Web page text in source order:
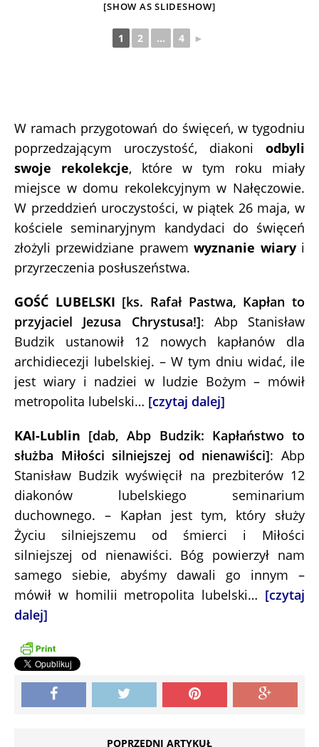
[SHOW AS SLIDESHOW]
1 2 ... 4 ►
W ramach przygotowań do święceń, w tygodniu
poprzedzającym uroczystość, diakoni odbyli
swoje rekolekcje, które w tym roku miały
miejsce w domu rekolekcyjnym w Nałęczowie.
W przeddzień uroczystości, w piątek 26 maja, w
kościele seminaryjnym kandydaci do święceń
złożyli przewidziane prawemwyznanie wiaryi
przyrzeczenia posłuszeństwa.
GOŚĆ LUBELSKI [ks. Rafał Pastwa, Kapłan to
przyjaciel Jezusa Chrystusa!]: Abp Stanisław
Budzik ustanowił 12 nowych kapłanów dla
archidiecezji lubelskiej. – W tym dniu widać, ile
jest wiary i nadziei w ludzie Bożym – mówił
metropolita lubelski… [czytaj dalej]
KAI-Lublin [dab, Abp Budzik: Kapłaństwo to
służba Miłości silniejszej od nienawiści]: Abp
Stanisław Budzik wyświęcił na prezbiterów 12
diakonów lubelskiego seminarium
duchownego. – Kapłan jest tym, który służy
Życiu silniejszemu od śmierci i Miłości
silniejszej od nienawiści. Bóg powierzył nam
samego siebie, abyśmy dawali go innym –
mówił w homilii metropolita lubelski… [czytaj
dalej]
POPRZEDNI ARTYKUŁ